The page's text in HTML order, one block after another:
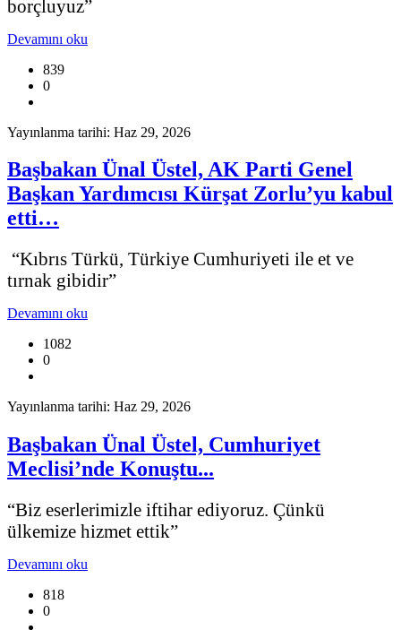
borçluyuz”
Devamını oku
839
0
Yayınlanma tarihi: Haz 29, 2026
Başbakan Ünal Üstel, AK Parti Genel
Başkan Yardımcısı Kürşat Zorlu’yu kabul
etti…
“Kıbrıs Türkü, Türkiye Cumhuriyeti ile et ve
tırnak gibidir”
Devamını oku
1082
0
Yayınlanma tarihi: Haz 29, 2026
Başbakan Ünal Üstel, Cumhuriyet
Meclisi’nde Konuştu...
“Biz eserlerimizle iftihar ediyoruz. Çünkü
ülkemize hizmet ettik”
Devamını oku
818
0